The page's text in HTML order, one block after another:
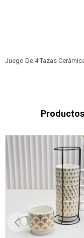
Juego De 4 Tazas